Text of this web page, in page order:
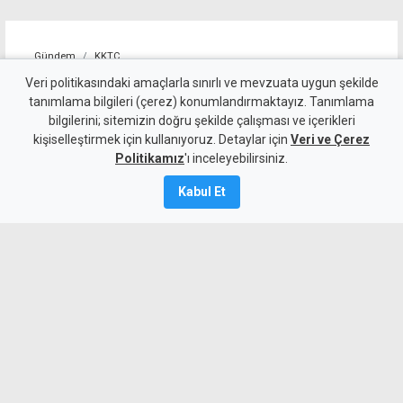
Gündem KKTC
10 kişi kalan Beşiktaş'tan
altın değerinde galibiyet
Veri politikasındaki amaçlarla sınırlı ve mevzuata uygun şekilde
tanımlama bilgileri (çerez) konumlandırmaktayız. Tanımlama
bilgilerini; sitemizin doğru şekilde çalışması ve içerikleri
kişiselleştirmek için kullanıyoruz. Detaylar için Veri ve Çerez
Politikamız'ı inceleyebilirsiniz.
Kabul Et